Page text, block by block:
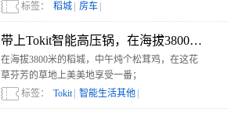
标签：
稻城 房车
带上Tokit智能高压锅，在海拔3800米做松
在海拔3800米的稻城，中午炖个松茸鸡，在这花
草芬芳的草地上美美地享受一番；
标签：
Tokit 智能生活其他